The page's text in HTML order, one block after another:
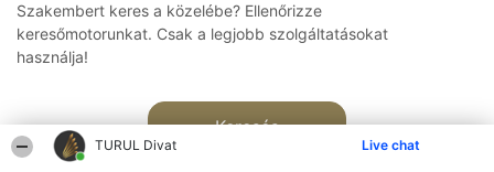
TURUL Divat Live chat
Szakembert keres a közelébe? Ellenőrizze
keresőmotorunkat. Csak a legjobb szolgáltatásokat
használja!
Keresés